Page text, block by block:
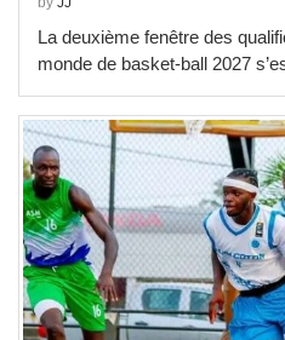
La deuxième fenêtre des
monde de basket-ball 2027